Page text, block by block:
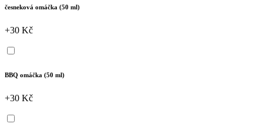
česneková omáčka (50 ml)
+30 Kč
BBQ omáčka (50 ml)
+30 Kč